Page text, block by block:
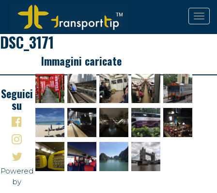
DSC_3171
Immagini caricate
Seguici
su
Powered
by